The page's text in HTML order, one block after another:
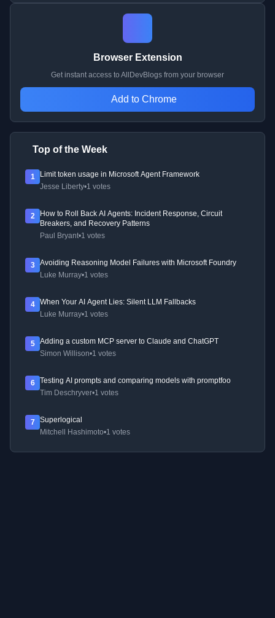
Browser Extension
Get instant access to AllDevBlogs from your browser
Add to Chrome
Top of the Week
1
Limit token usage in Microsoft Agent Framework
Jesse Liberty•1 votes
2
How to Roll Back AI Agents: Incident Response, Circuit
Breakers, and Recovery Patterns
Paul Bryant•1 votes
3
Avoiding Reasoning Model Failures with Microsoft Foundry
Luke Murray•1 votes
4
When Your AI Agent Lies: Silent LLM Fallbacks
Luke Murray•1 votes
5
Adding a custom MCP server to Claude and ChatGPT
Simon Willison•1 votes
6
Testing AI prompts and comparing models with promptfoo
Tim Deschryver•1 votes
7
Superlogical
Mitchell Hashimoto•1 votes